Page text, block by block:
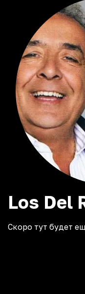
Los Del
Скоро тут будет